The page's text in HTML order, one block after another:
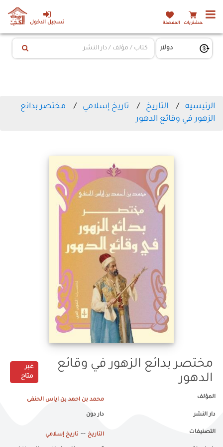
تسجيل الدخول المشتريات المفضلة
الرئيسيه التاريخ تاريخ إسلامي
مختصر بدائع
الزهور في وقائع الدهور
مختصر بدائع الزهور في وقائع
الدهور
غير
متاح
المؤلف محمد بن احمد بن اياس الحنفى
دار النشر دار دون
التصنيفات التاريخ -- تاريخ إسلامي